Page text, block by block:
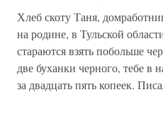
Хлеб скоту Таня,
на родине, в Тульской
стараются взять побольше
две буханки черного, тебе в
за двадцать пять копеек.